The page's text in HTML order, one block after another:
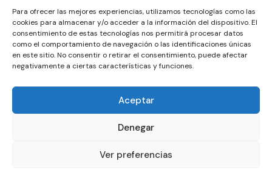
Para ofrecer las mejores experiencias, utilizamos tecnologías como las
cookies para almacenar y/o acceder a la información del dispositivo. El
consentimiento de estas tecnologías nos permitirá procesar datos
como el comportamiento de navegación o las identificaciones únicas
en este sitio. No consentir o retirar el consentimiento, puede afectar
negativamente a ciertas características y funciones.
Aceptar
Denegar
Ver preferencias
© La Servilleta - El Blog de Paco Prieto